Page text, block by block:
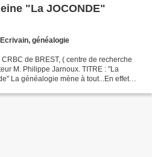
"La JOCONDE"
généalogie
de BREST, ( centre de recherche
M. Philippe Jarnoux. TITRE : "La
La généalogie mène à tout...En effet